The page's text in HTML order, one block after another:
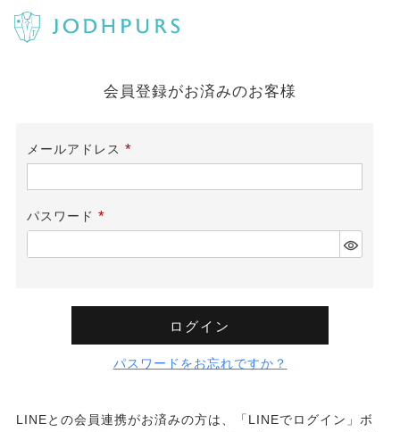
会員登録がお済みのお客様
メールアドレス
須)
パスワード
須)
ログイン
パスワードをお忘れですか？
LINEとの会員連携がお済みの方は、「LINEでログイン」ボ